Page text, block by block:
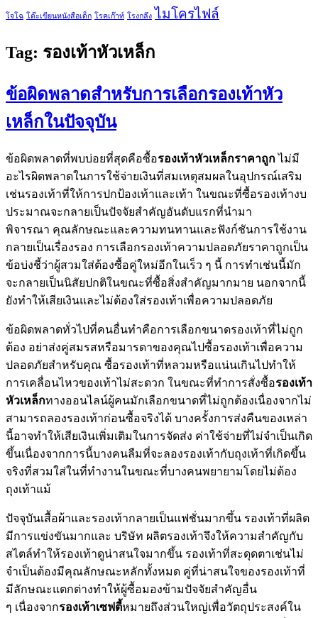
โจโฉ โต๊ะเขียนหนังสือเด็ก โรคเก๊าท์ โรงกลึง ไมโครไฟล์
Tag: รองเท้าหัวเหล็ก
ข้อผิดพลาดสำหรับการเลือกรองเท้าหัว
เหล็กในปัจจุบัน
ข้อผิดพลาดที่พบบ่อยที่สุดคือซื้อรองเท้าหัวเหล็กราคาถูกไม่มี
อะไรผิดพลาดในการใช้จ่ายเงินที่สมเหตุสมผลในอุปกรณ์เสริม
เช่นรองเท้าที่ให้การปกป้องเท้าและเท้า ในขณะที่ซื้อรองเท้างบ
ประมาณจะกลายเป็นปัจจัยสำคัญอันดับแรกที่นำมา
พิจารณา คุณลักษณะและความทนทานและฟังก์ชันการใช้งาน
กลายเป็นเรื่องรอง การเลือกรองเท้าความปลอดภัยราคาถูกเป็น
ข้อบ่งชี้ว่าผู้สวมใส่ต้องซื้อคู่ใหม่อีกในเร็ว ๆ นี้ การทำเช่นนี้มัก
จะกลายเป็นนิสัยปกติในขณะที่ซื้อสิ่งสำคัญมากมาย นอกจากนี้
ยังทำให้เสียเงินและไม่ต้องใส่รองเท้าเพื่อความปลอดภัย
ข้อผิดพลาดทั่วไปที่คนอื่นทำคือการเลือกขนาดรองเท้าที่ไม่ถูก
ต้อง อย่าส่งคู่สมรสหรือมารดาของคุณไปซื้อรองเท้าเพื่อความ
ปลอดภัยสำหรับคุณ ซื้อรองเท้าที่หลวมหรือแน่นเกินไปทำให้
การเคลื่อนไหวของเท้าไม่สะดวก ในขณะที่ทำการสั่งซื้อรองเท้า
หัวเหล็กทางออนไลน์ผู้คนมักเลือกขนาดที่ไม่ถูกต้องเนื่องจากไม่
สามารถลองรองเท้าก่อนซื้อจริงได้ บางครั้งการส่งคืนของเหล่า
นี้อาจทำให้เสียเงินเพิ่มเติมในการจัดส่ง ค่าใช้จ่ายที่ไม่จำเป็นเกิด
ขึ้นเนื่องจากการนี้บางคนลืมที่จะลองรองเท้ากับถุงเท้าที่เกิดขึ้น
จริงที่สวมใส่ในที่ทำงานในขณะที่บางคนพยายามโดยไม่ต้อง
ถุงเท้าแม้
ปัจจุบันเสื้อผ้าและรองเท้ากลายเป็นแฟชั่นมากขึ้น รองเท้าที่ผลิต
มีการแข่งขันมากและ บริษัท ผลิตรองเท้าจึงให้ความสำคัญกับ
สไตล์ทำให้รองเท้าดูน่าสนใจมากขึ้น รองเท้าที่สะดุดตาเช่นไม่
จำเป็นต้องมีคุณลักษณะหลักทั้งหมด คู่ที่น่าสนใจของรองเท้าที่
มีลักษณะแตกต่างทำให้ผู้ซื้อมองข้ามปัจจัยสำคัญอื่น
ๆ เนื่องจากรองเท้าเซฟตี้หมายถึงส่วนใหญ่เพื่อวัตถุประสงค์ใน